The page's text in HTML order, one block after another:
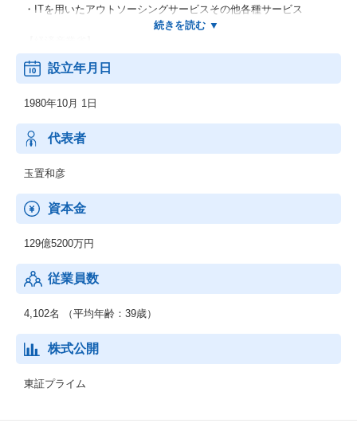
・ITを用いたアウトソーシングサービスその他各種サービス
システムインテグレータ登録企業
特定システムオペレーション認定企業
【総務省】
一般第二種電気通信事業者
特定建設業電気工事業・電気通信工事業
設立年月日
1980年10月 1日
代表者
玉置和彦
資本金
129億5200万円
従業員数
4,102名 （平均年齢：39歳）
株式公開
東証プライム